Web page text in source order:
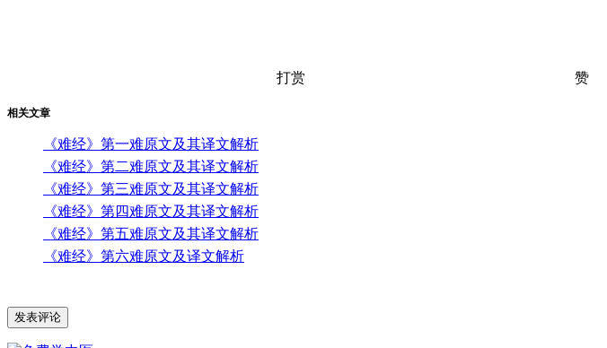
打赏 赞
相关文章
《难经》第一难原文及其译文解析
《难经》第二难原文及其译文解析
《难经》第三难原文及其译文解析
《难经》第四难原文及其译文解析
《难经》第五难原文及其译文解析
《难经》第六难原文及译文解析